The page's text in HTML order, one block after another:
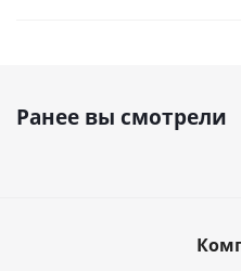
Ранее вы смотрели